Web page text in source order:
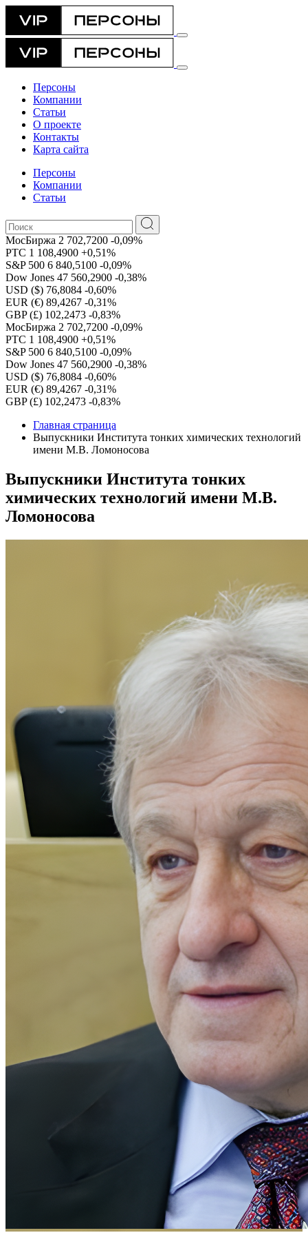
Персоны
Компании
Статьи
О проекте
Контакты
Карта сайта
Персоны
Компании
Статьи
МосБиржа 2 702,7200 -0,09%
РТС 1 108,4900 +0,51%
S&P 500 6 840,5100 -0,09%
Dow Jones 47 560,2900 -0,38%
USD ($) 76,8084 -0,60%
EUR (€) 89,4267 -0,31%
GBP (£) 102,2473 -0,83%
МосБиржа 2 702,7200 -0,09%
РТС 1 108,4900 +0,51%
S&P 500 6 840,5100 -0,09%
Dow Jones 47 560,2900 -0,38%
USD ($) 76,8084 -0,60%
EUR (€) 89,4267 -0,31%
GBP (£) 102,2473 -0,83%
Главная страница
Выпускники Института тонких химических технологий
имени М.В. Ломоносова
Выпускники Института тонких
химических технологий имени М.В.
Ломоносова